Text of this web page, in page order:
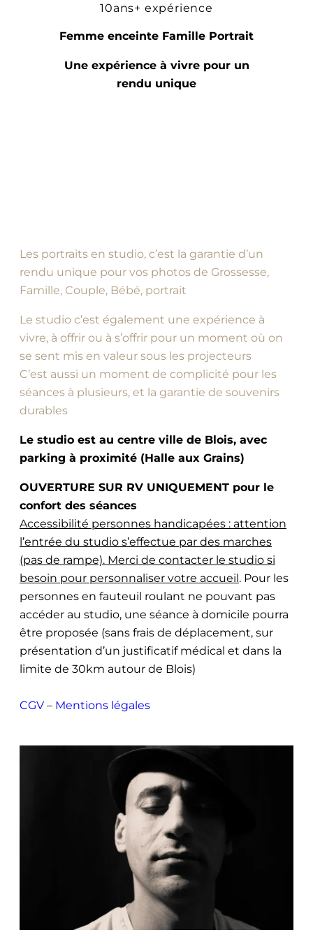
10ans+ expérience
Femme enceinte Famille Portrait
Une expérience à vivre pour un
rendu unique
Les portraits en studio, c’est la garantie d’un
rendu unique pour vos photos de Grossesse,
Famille, Couple, Bébé, portrait
Le studio c’est également une expérience à
vivre, à offrir ou à s’offrir pour un moment où on
se sent mis en valeur sous les projecteurs
C’est aussi un moment de complicité pour les
séances à plusieurs, et la garantie de souvenirs
durables
Le studio est au centre ville de Blois, avec
parking à proximité (Halle aux Grains)
OUVERTURE SUR RV UNIQUEMENT pour le
confort des séances
Accessibilité personnes handicapées : attention
l’entrée du studio s’effectue par des marches
(pas de rampe). Merci de contacter le studio si
besoin pour personnaliser votre accueil . Pour les
personnes en fauteuil roulant ne pouvant pas
accéder au studio, une séance à domicile pourra
être proposée (sans frais de déplacement, sur
présentation d’un justificatif médical et dans la
limite de 30km autour de Blois)
CGV – Mentions légales